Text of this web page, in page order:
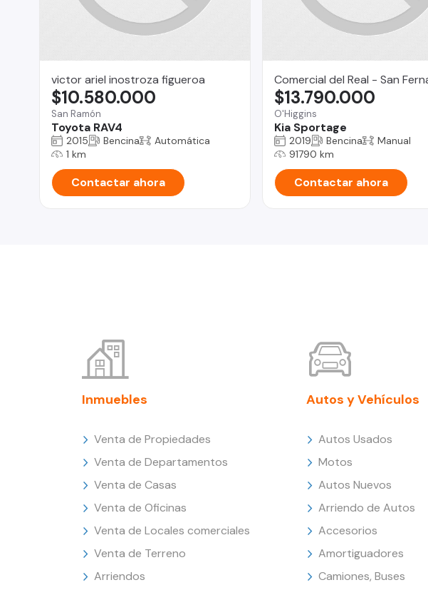
victor ariel inostroza figueroa
San Ramón
Toyota RAV4
$10.580.000
2015 Bencina
Automática
1 km
Contactar ahora
Comercial del Real - San
O'Higgins
Kia Sportage
$13.790.000
2019 Bencina
Manual
91790 km
Contactar ahora
Inmuebles
Venta de Propiedades
Venta de Departamentos
Venta de Casas
Venta de Oficinas
Venta de Locales comerciales
Venta de Terreno
Arriendos
Autos y Vehículos
Autos Usados
Motos
Autos Nuevos
Arriendo de Autos
Accesorios
Amortiguadores
Camiones, Buses